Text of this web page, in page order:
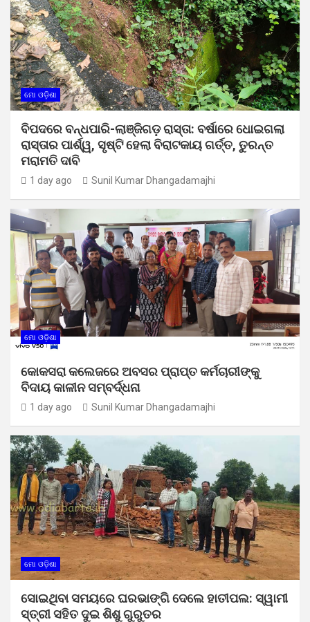
ମୋ ଓଡ଼ିଶା
ବିପଦରେ ବନ୍ଧପାରି-ଲାଞ୍ଜିଗଡ଼ ରାସ୍ତା: ବର୍ଷାରେ ଧୋଇଗଲା
ରାସ୍ତାର ପାର୍ଶ୍ୱ, ସୃଷ୍ଟି ହେଲା ବିରାଟକାୟ ଗର୍ତ୍ତ, ତୁରନ୍ତ
ମରାମତି ଦାବି
1 day ago Sunil Kumar Dhangadamajhi
ମୋ ଓଡ଼ିଶା
କୋକସରା କଲେଜରେ ଅବସର ପ୍ରାପ୍ତ କର୍ମଚାରୀଙ୍କୁ
ବିଦାୟ କାଳୀନ ସମ୍ବର୍ଦ୍ଧନା
1 day ago Sunil Kumar Dhangadamajhi
ମୋ ଓଡ଼ିଶା
ସୋଇଥିବା ସମୟରେ ଘରଭାଙ୍ଗି ଦେଲେ ହାତୀପଲ: ସ୍ୱାମୀ
ସ୍ତ୍ରୀ ସହିତ ଦୁଇ ଶିଶୁ ଗୁରୁତର